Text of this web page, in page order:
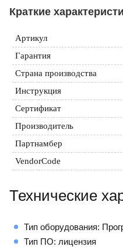
Краткие
Артикул
Гарантия
Страна производства
Инструкция
Сертификат
Производитель
Партнамбер
VendorCode
Технические
Тип оборудования:
Тип ПО: лицензия